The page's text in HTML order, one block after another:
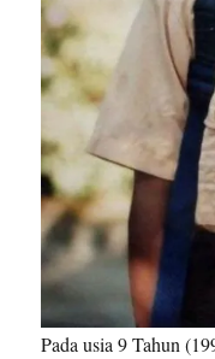
Pada usia 9 Tahun